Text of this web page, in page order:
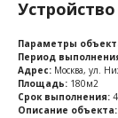
Параметры
Период
Адрес: Москва, ул.
Площадь: 180м2
Срок выполнения:
Описание объекта: